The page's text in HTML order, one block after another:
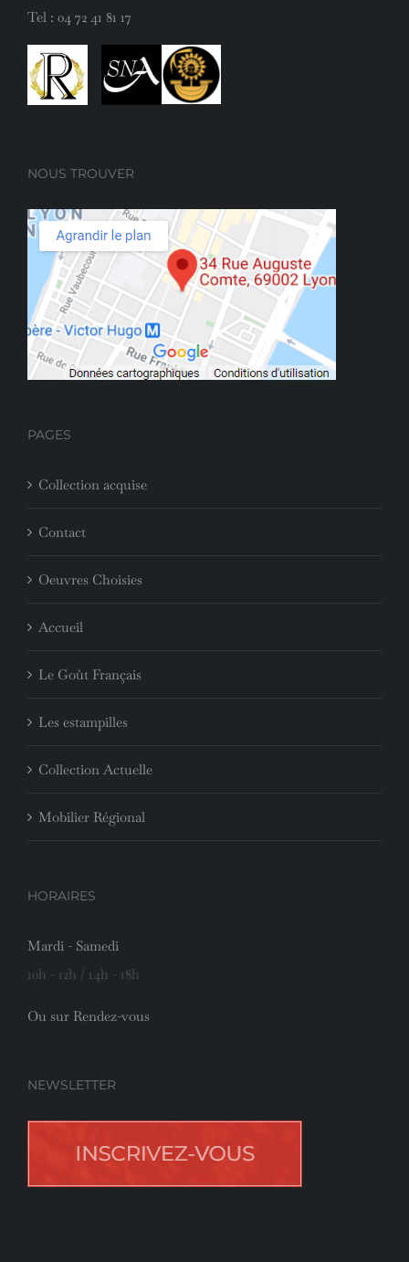
Tel : 04 72 41 81 17
NOUS TROUVER
PAGES
Collection acquise
Contact
Oeuvres Choisies
Accueil
Le Goût Français
Les estampilles
Collection Actuelle
Mobilier Régional
HORAIRES
Mardi - Samedi
10h - 12h / 14h - 18h
Ou sur Rendez-vous
NEWSLETTER